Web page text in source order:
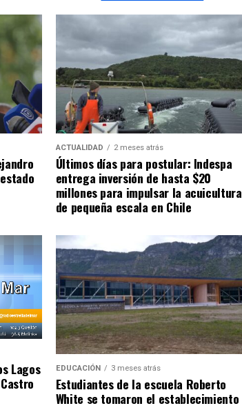
ACTUALIDAD 2 meses atrás
Últimos días para postular: Indespa
entrega inversión de hasta $20
millones para impulsar la acuicultura
de pequeña escala en Chile
Lagos
EDUCACIÓN 3 meses atrás
Estudiantes de la escuela Roberto
White se tomaron el establecimiento